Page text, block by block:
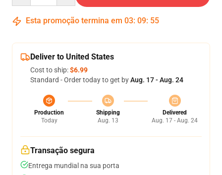
Esta promoção termina em 03: 09: 54
Deliver to United States
Cost to ship:$6.99
Standard - Order today to get byAug. 17 - Aug. 24
Production
Today
Shipping
Aug. 13
Delivered
Aug. 17 - Aug. 24
Transação segura
Entrega mundial na sua porta